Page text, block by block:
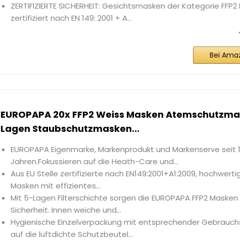
ZERTIFIZIERTE SICHERHEIT: Gesichtsmasken der Kategorie FFP2
zertifiziert nach EN 149: 2001 + A...
Bei
EUROPAPA 20x FFP2 Weiss Masken
Lagen Staubschutzmasken...
EUROPAPA Eigenmarke, Markenprodukt und Markenserve seit
Jahren.Fokussieren auf die Heath-Care und...
Aus EU Stelle zertifizierte nach EN149:2001+A1:2009,
Masken mit effizientes...
Mit 5-Lagen Filterschichte sorgen die EUROPAPA FFP2
Sicherheit. Innen weiche und...
Hygienische Einzelverpackung mit entsprechender
auf die luftdichte Schutzbeutel...